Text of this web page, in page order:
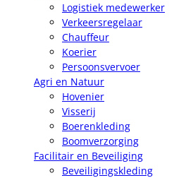
Logistiek medewerker
Verkeersregelaar
Chauffeur
Koerier
Persoonsvervoer
Agri en Natuur
Hovenier
Visserij
Boerenkleding
Boomverzorging
Facilitair en Beveiliging
Beveiligingskleding